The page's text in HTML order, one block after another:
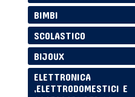
BIMBI
SCOLASTICO
BIJOUX
ELETTRONICA
,ELETTRODOMESTICI E